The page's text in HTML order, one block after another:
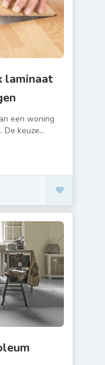
laminaat
een woning
keuze...